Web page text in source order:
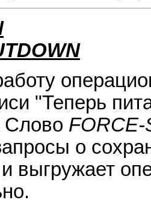
"Теперь
Слово FORCE-
о
выгружает